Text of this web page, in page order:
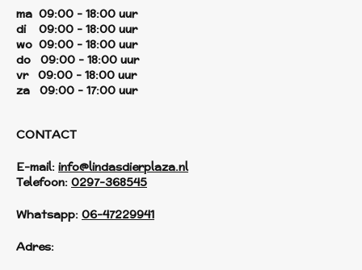
ma 09:00 - 18:00 uur
di 09:00 - 18:00 uur
wo 09:00 - 18:00 uur
do 09:00 - 18:00 uur
vr 09:00 - 18:00 uur
za 09:00 - 17:00 uur
CONTACT
E-mail: info@lindasdierplaza.nl
Telefoon: 0297-368545
Whatsapp: 06-47229941
Adres: